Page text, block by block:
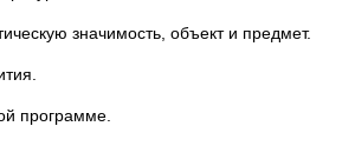
значимость, объект и предмет.
программе.